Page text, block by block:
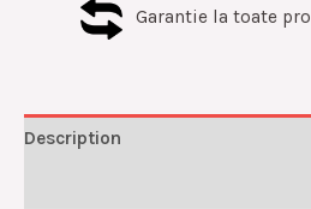
Garantie la toate
Description